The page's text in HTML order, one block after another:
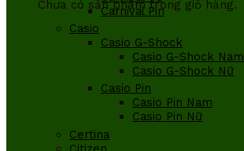
Chưa có sản phẩm trong giỏ hàng.
Carnival Pin
Casio
Casio G-Shock
Casio G-Shock Nam
Casio G-Shock Nữ
Casio Pin
Casio Pin Nam
Casio Pin Nữ
Certina